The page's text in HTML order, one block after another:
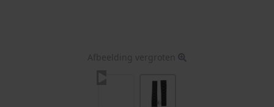
Afbeelding vergroten